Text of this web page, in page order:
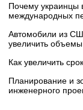
Почему украинцы
международных
Автомобили из
увеличить
Как увеличить
Планирование и
инженерного